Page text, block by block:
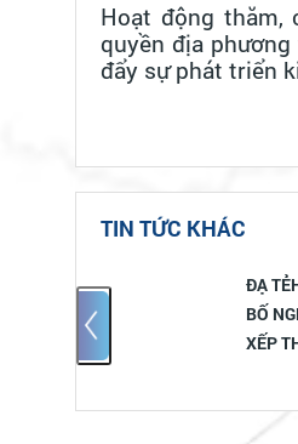
Hoạt động thăm,
quyền địa
đẩy sự phát triển
TIN TỨC KHÁC
ĐẠ
BỐ
XẾP
TRÊN